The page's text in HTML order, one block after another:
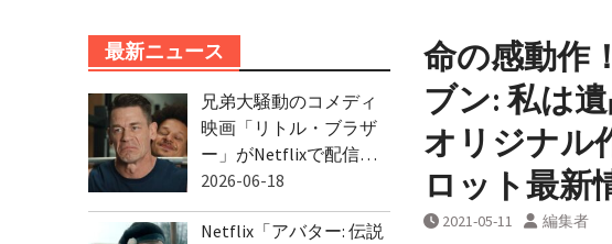
命の感動作
ブン: 私は
オリジナル
ロット最新
2021-05-11 編集者
最新ニュース
兄弟大騒動のコメディ
映画「リトル・ブラザ
ー」がNetflixで配信…
2026-06-18
Netflix「アバター: 伝説